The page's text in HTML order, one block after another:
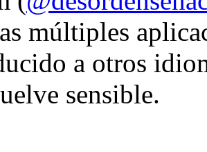
múltiples
a otros
sensible.